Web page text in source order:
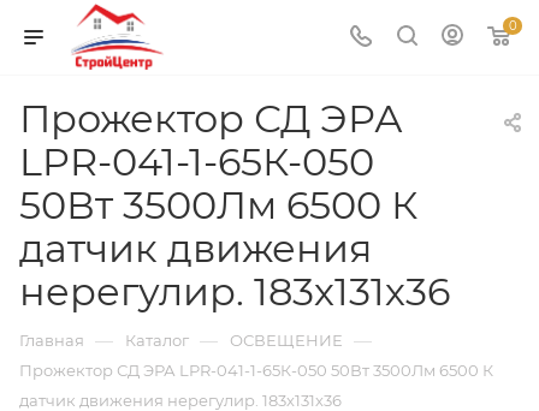
0
Прожектор СД ЭРА
LPR-041-1-65К-050
50Вт 3500Лм 6500 К
датчик движения
нерегулир. 183х131х36
Главная — Каталог — ОСВЕЩЕНИЕ —
Прожектор СД ЭРА LPR-041-1-65К-050 50Вт 3500Лм 6500 К
датчик движения нерегулир. 183х131х36